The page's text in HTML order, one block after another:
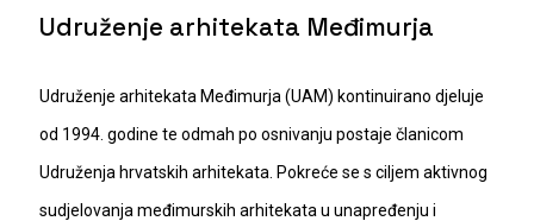
Udruženje arhitekata Međimurja
Udruženje arhitekata Međimurja (UAM) kontinuirano djeluje
od 1994. godine te odmah po osnivanju postaje članicom
Udruženja hrvatskih arhitekata. Pokreće se s ciljem aktivnog
sudjelovanja međimurskih arhitekata u unapređenju i